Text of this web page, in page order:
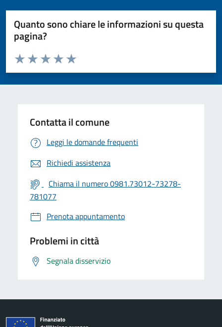
Quanto sono chiare le informazioni su questa
pagina?
Valuta da 1 a 5 stelle la pagina
Valuta 5 stelle su 5
Valuta 4 stelle su 5
Valuta 3 stelle su 5
Valuta 2 stelle su 5
Valuta 1 stelle su 5
Contatta il comune
Leggi le domande frequenti
Richiedi assistenza
Chiama il numero 0981.73012-73278-
781077
Prenota appuntamento
Problemi in città
Segnala disservizio